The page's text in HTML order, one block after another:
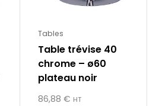
Tables
Table trévise 40
chrome – ø60
plateau noir
86,88 € HT